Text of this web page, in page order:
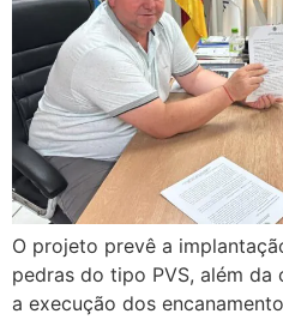
O projeto prevê a
pedras do tipo PVS, além
a execução dos